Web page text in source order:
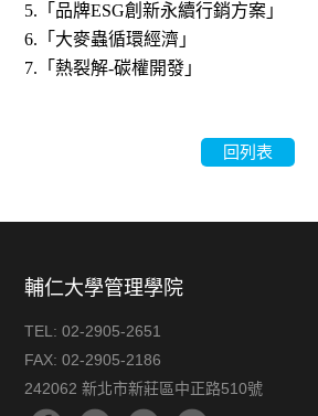
5. 「品牌ESG創新永續行銷方案」
6. 「大麥蟲循環經濟」
7. 「熱裂解-碳權開發」
回列表
輔仁大學管理學院
TEL:02-2905-2651
FAX:02-2905-2186
242062 新北市新莊區中正路510號